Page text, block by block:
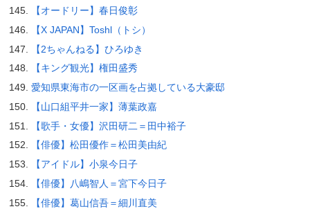
【オードリー】春日俊彰
【X JAPAN】Toshl（トシ）
【2ちゃんねる】ひろゆき
【キング観光】権田盛秀
愛知県東海市の一区画を占拠している大豪邸
【山口組平井一家】薄葉政嘉
【歌手・女優】沢田研二＝田中裕子
【俳優】松田優作＝松田美由紀
【アイドル】小泉今日子
【俳優】八嶋智人＝宮下今日子
【俳優】葛山信吾＝細川直美